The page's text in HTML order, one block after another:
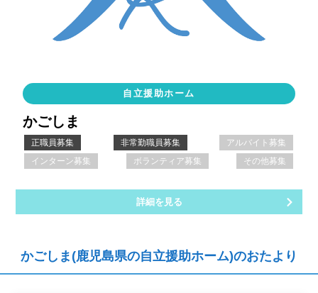
自立援助ホーム
かごしま
正職員募集 非常勤職員募集
アルバイト募集
インターン募集
ボランティア募集 その他募集
詳細を見る
かごしま(鹿児島県の自立援助ホーム)のおたより